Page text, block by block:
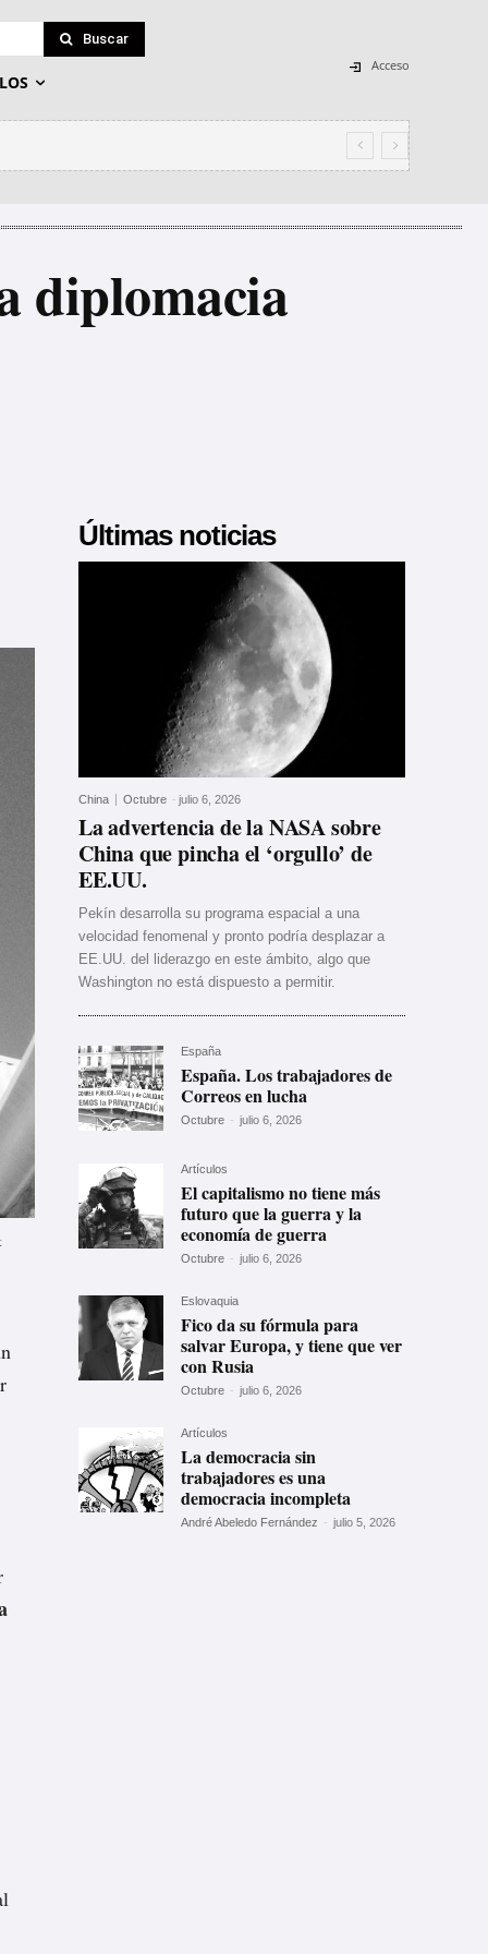
Buscar
Acceso
diplomacia
Últimas noticias
China Octubre - julio 6, 2026
La advertencia de la NASA sobre
China que pincha el ‘orgullo’ de
EE.UU.
Pekín desarrolla su programa espacial a una
velocidad fenomenal y pronto podría desplazar a
EE.UU. del liderazgo en este ámbito, algo que
Washington no está dispuesto a permitir.
España
España. Los trabajadores de
Correos en lucha
Octubre - julio 6, 2026
Artículos
El capitalismo no tiene más
futuro que la guerra y la
economía de guerra
Octubre - julio 6, 2026
Eslovaquia
Fico da su fórmula para
salvar Europa, y tiene que ver
con Rusia
Octubre - julio 6, 2026
Artículos
La democracia sin
trabajadores es una
democracia incompleta
André Abeledo Fernández - julio 5, 2026